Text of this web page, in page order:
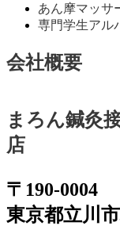
あん摩マッサ
専門学生アル
会社概要
まろん鍼灸
店
〒190-0004
東京都立川